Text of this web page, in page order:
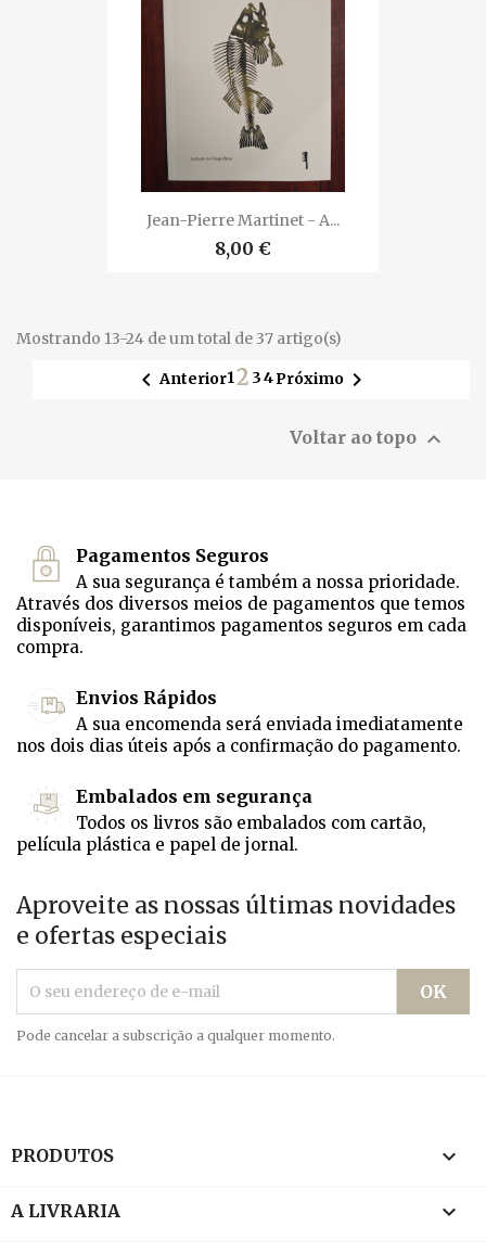
Jean-Pierre Martinet - A...
8,00 €
Mostrando 13-24 de um total de 37 artigo(s)
Anterior12 34Próximo
Voltar ao topo 
Pagamentos Seguros
A sua segurança é também a nossa prioridade.
Através dos diversos meios de pagamentos que temos
disponíveis, garantimos pagamentos seguros em cada
compra.
Envios Rápidos
A sua encomenda será enviada imediatamente
nos dois dias úteis após a confirmação do pagamento.
Embalados em segurança
Todos os livros são embalados com cartão,
película plástica e papel de jornal.
Aproveite as nossas últimas novidades
e ofertas especiais
Pode cancelar a subscrição a qualquer momento.
PRODUTOS 
A LIVRARIA 